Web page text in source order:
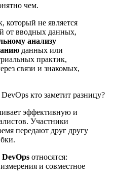
чем.
который не является
от вводных данных,
анализу
данных или
практик,
связи и знакомых,
кто заметит разницу?
эффективную и
Участники
передают друг другу
DevOps относятся:
и совместное